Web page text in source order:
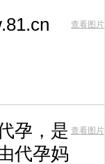
查看图片
孕，是
代孕妈
查看图片